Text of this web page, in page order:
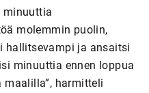
minuuttia
molemmin puolin,
hallitsevampi ja ansaitsi
minuuttia ennen loppua
harmitteli